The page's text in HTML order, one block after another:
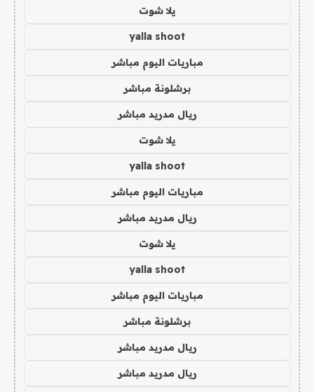
يلا شوت
yalla shoot
مباريات اليوم مباشر
برشلونة مباشر
ريال مدريد مباشر
يلا شوت
yalla shoot
مباريات اليوم مباشر
ريال مدريد مباشر
يلا شوت
yalla shoot
مباريات اليوم مباشر
برشلونة مباشر
ريال مدريد مباشر
ريال مدريد مباشر